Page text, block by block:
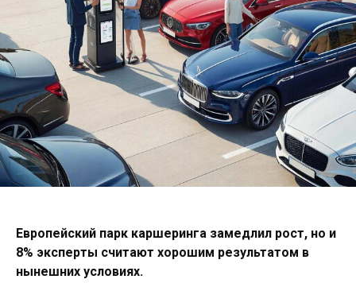
Европейский парк каршеринга замедлил рост, но и
8% эксперты считают хорошим результатом в
нынешних условиях.